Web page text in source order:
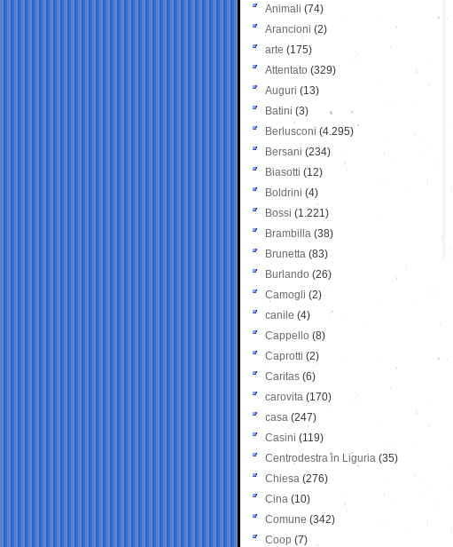
Animali (74)
Arancioni (2)
arte (175)
Attentato (329)
Auguri (13)
Batini (3)
Berlusconi (4.295)
Bersani (234)
Biasotti (12)
Boldrini (4)
Bossi (1.221)
Brambilla (38)
Brunetta (83)
Burlando (26)
Camogli (2)
canile (4)
Cappello (8)
Caprotti (2)
Caritas (6)
carovita (170)
casa (247)
Casini (119)
Centrodestra in Liguria (35)
Chiesa (276)
Cina (10)
Comune (342)
Coop (7)